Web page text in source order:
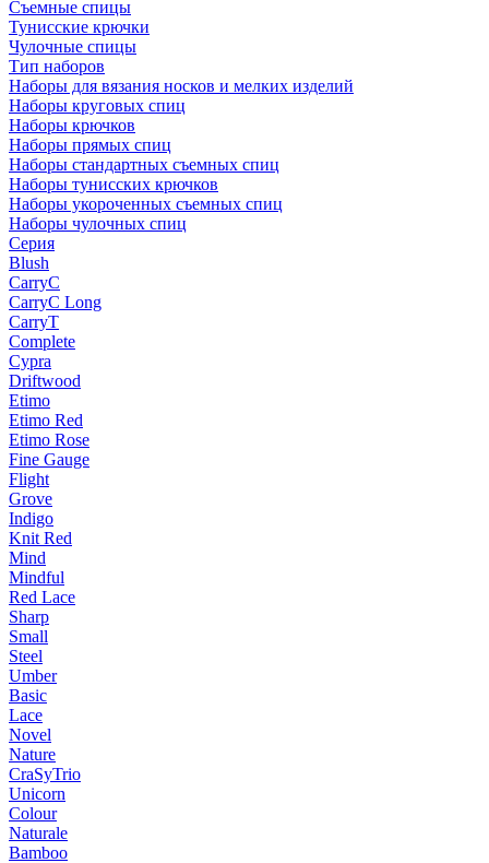
Съемные спицы
Тунисские крючки
Чулочные спицы
Тип наборов
Наборы для вязания носков и мелких изделий
Наборы круговых спиц
Наборы крючков
Наборы прямых спиц
Наборы стандартных съемных спиц
Наборы тунисских крючков
Наборы укороченных съемных спиц
Наборы чулочных спиц
Серия
Blush
CarryC
CarryC Long
CarryT
Complete
Cypra
Driftwood
Etimo
Etimo Red
Etimo Rose
Fine Gauge
Flight
Grove
Indigo
Knit Red
Mind
Mindful
Red Lace
Sharp
Small
Steel
Umber
Basic
Lace
Novel
Nature
CraSyTrio
Unicorn
Colour
Naturale
Bamboo